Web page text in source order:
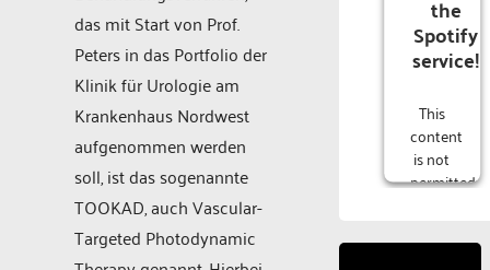
das mit Start von Prof.
Peters in das Portfolio der
Klinik für Urologie am
Krankenhaus Nordwest
aufgenommen werden
soll, ist das sogenannte
TOOKAD, auch Vascular-
Targeted Photodynamic
the
Spotify
service!
This
content
is not
permitted
due to